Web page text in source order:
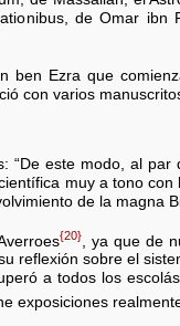
de Omar ibn
ben Ezra que
con varios
“De este modo, al
muy a tono
de la magna
{20}
, ya que de
reflexión sobre el
a todos los
exposiciones